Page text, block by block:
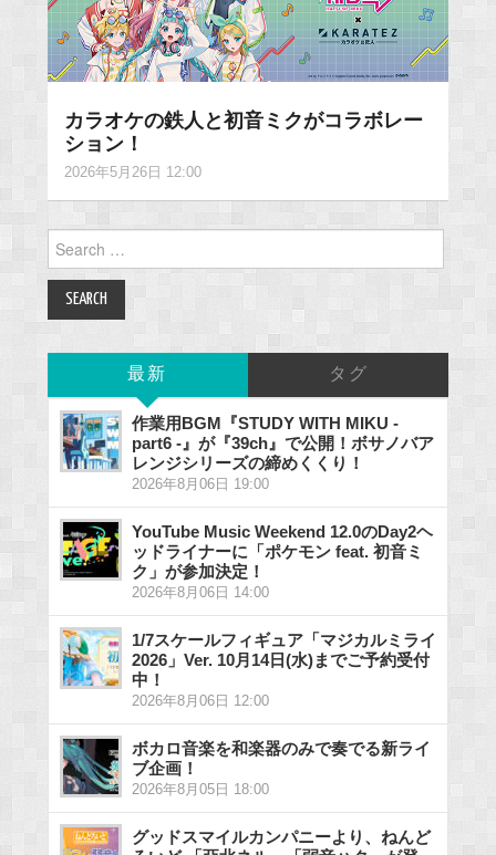
カラオケの鉄人と初音ミクがコラボレー
ション！
2026年5月26日 12:00
for:
最新 タグ
作業用BGM『STUDY WITH MIKU -
part6 -』が『39ch』で公開！ボサノバア
レンジシリーズの締めくくり！
2026年8月06日 19:00
YouTube Music Weekend 12.0のDay2ヘ
ッドライナーに「ポケモン feat. 初音ミ
ク」が参加決定！
2026年8月06日 14:00
1/7スケールフィギュア「マジカルミライ
2026」Ver. 10月14日(水)までご予約受付
中！
2026年8月06日 12:00
ボカロ音楽を和楽器のみで奏でる新ライ
ブ企画！
2026年8月05日 18:00
グッドスマイルカンパニーより、ねんど